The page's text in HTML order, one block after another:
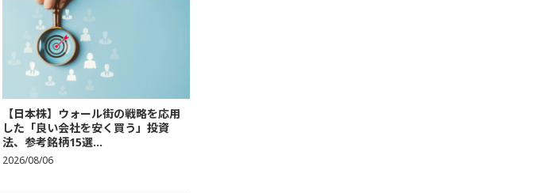
【日本株】ウォール街の戦略を応用
した「良い会社を安く買う」投資
法、参考銘柄15選...
2026/08/06